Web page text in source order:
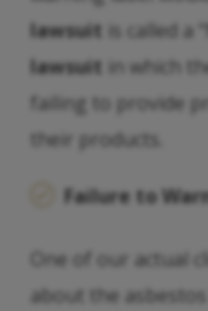
lawsuit is called a
lawsuit in which
failing to provide
their products.
Failure to
One of our actual
about the asbestos